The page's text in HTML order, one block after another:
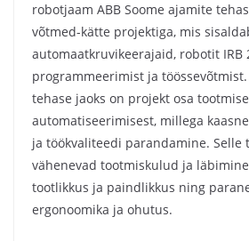
robotjaam ABB Soome ajamite
võtmed-kätte projektiga, mis
automaatkruvikeerajaid, robotit IRB
programmeerimist ja töössevõtmist.
tehase jaoks on projekt osa tootmise
automatiseerimisest, millega
ja töökvaliteedi parandamine. Selle
vähenevad tootmiskulud ja
tootlikkus ja paindlikkus ning
ergonoomika ja ohutus.